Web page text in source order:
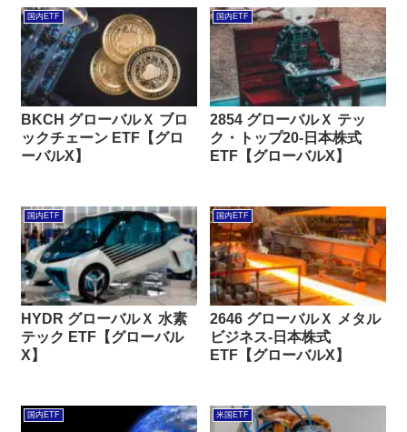
国内ETF
BKCH グローバルＸ ブロ
ックチェーン ETF【グロ
ーバルX】
国内ETF
2854 グローバルＸ テッ
ク・トップ20-日本株式
ETF【グローバルX】
国内ETF
HYDR グローバルＸ 水素
テック ETF【グローバル
X】
国内ETF
2646 グローバルＸ メタル
ビジネス-日本株式
ETF【グローバルX】
国内ETF 米国ETF